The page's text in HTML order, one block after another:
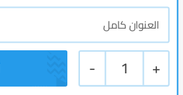
+
1
-